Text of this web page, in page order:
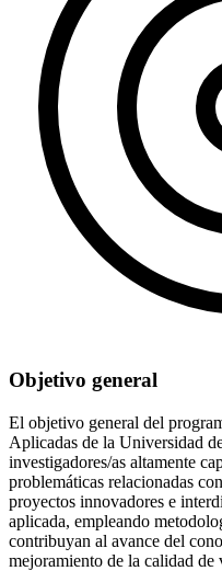
Objetivo general
El objetivo general del
Aplicadas de la Universidad
investigadores/as altamente
problemáticas relacionadas
proyectos innovadores e
aplicada, empleando
contribuyan al avance del
mejoramiento de la calidad de